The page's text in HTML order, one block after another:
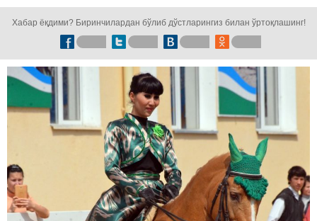
Хабар ёқдими? Биринчилардан бўлиб дўстларингиз билан ўртоқлашинг!